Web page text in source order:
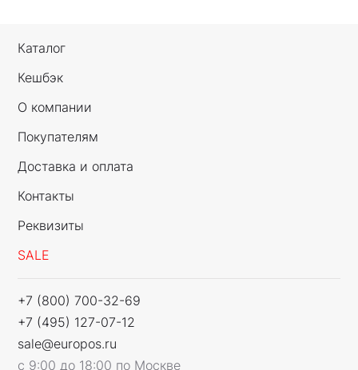
Каталог
Кешбэк
О компании
Покупателям
Доставка и оплата
Контакты
Реквизиты
SALE
+7 (800) 700-32-69
+7 (495) 127-07-12
sale@europos.ru
с 9:00 до 18:00 по Москве